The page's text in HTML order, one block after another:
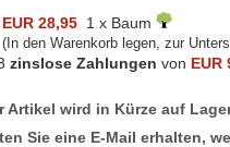
EUR 28,95 1 x Baum
(In den Warenkorb legen, zur
zinslose Zahlungen von EUR
Artikel wird in Kürze auf
Sie eine E-Mail erhalten,